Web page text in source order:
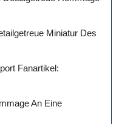
Miniatur Des
Fanartikel:
An Eine